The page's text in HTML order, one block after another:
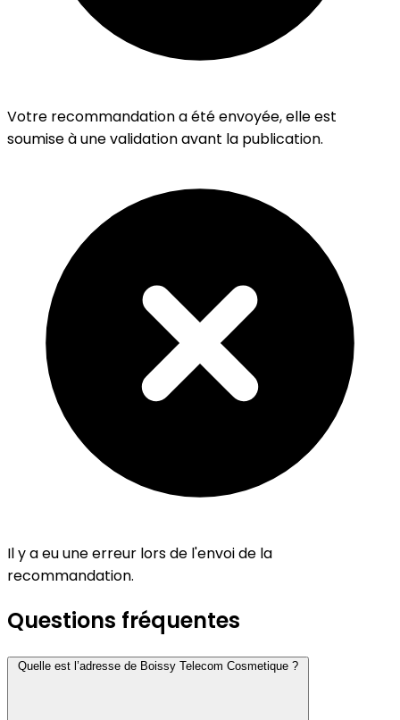
Votre recommandation a été envoyée, elle est
soumise à une validation avant la publication.
Il y a eu une erreur lors de l'envoi de la
recommandation.
Questions fréquentes
Quelle est l’adresse de Boissy Telecom Cosmetique ?